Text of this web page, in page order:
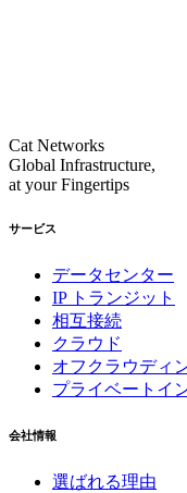
Cat Networks
Global Infrastructure,
at your Fingertips
サービス
データセンター
IP トランジット
相互接続
クラウド
オフクラウディ
プライベートイ
会社情報
選ばれる理由